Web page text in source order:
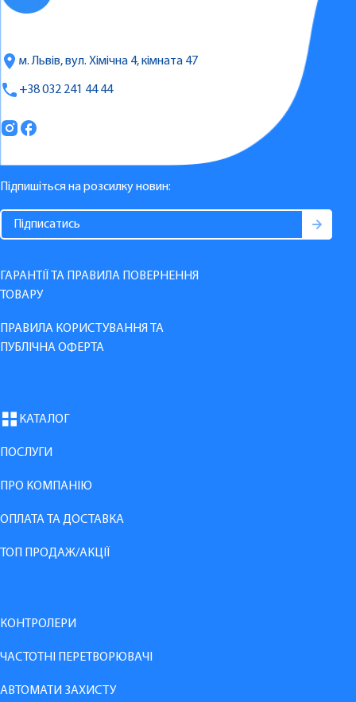
м. Львів, вул. Хімічна 4, кімната 47
+38 032 241 44 44
Підпишіться на розсилку новин:
ГАРАНТІЇ ТА ПРАВИЛА ПОВЕРНЕННЯ
ТОВАРУ
ПРАВИЛА КОРИСТУВАННЯ ТА
ПУБЛІЧНА ОФЕРТА
КАТАЛОГ
ПОСЛУГИ
ПРО КОМПАНІЮ
ОПЛАТА ТА ДОСТАВКА
ТОП ПРОДАЖ/АКЦІЇ
КОНТРОЛЕРИ
ЧАСТОТНІ ПЕРЕТВОРЮВАЧІ
АВТОМАТИ ЗАХИСТУ